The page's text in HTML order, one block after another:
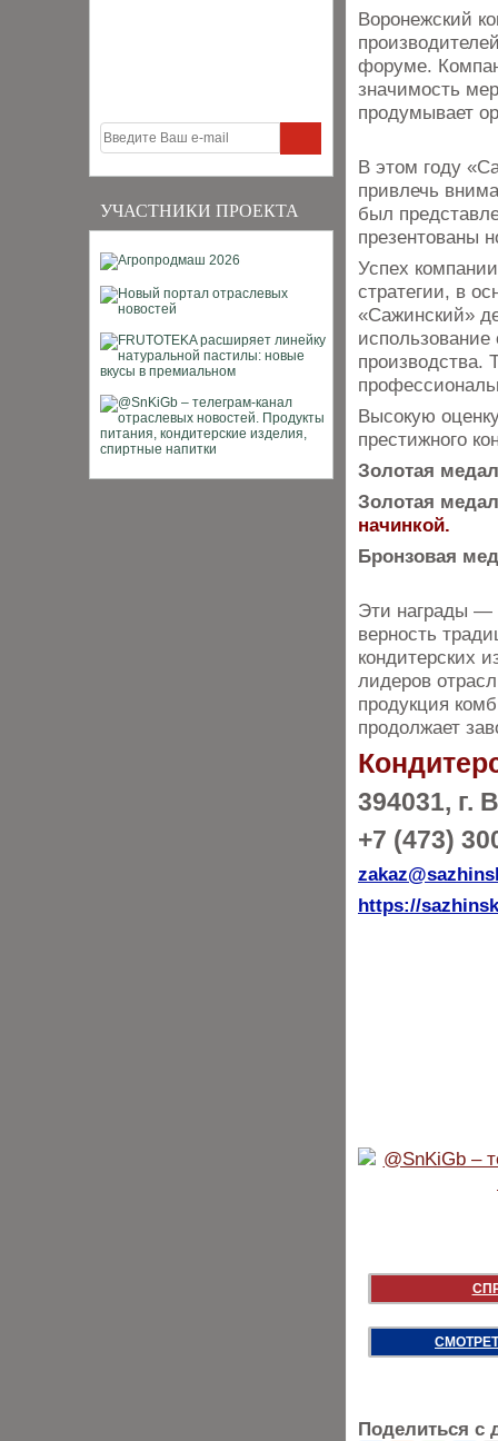
УЧАСТНИКИ ПРОЕКТА
Воронежский
форуме.
значимость
продумывает
В этом году
привлечь
был
презентованы
Успех
стратегии, в
«Сажинский»
использование
производства.
Высокую
престижного
Золотая
Золотая
начинкой.
Бронзовая
Эти награды —
верность
кондитерских
лидеров
продукция
продолжает
394031, г.
+7 (473)
https://
Поделиться с